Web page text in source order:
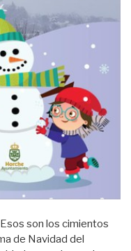
son los cimientos
de Navidad del